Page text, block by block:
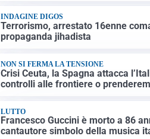
INDAGINE DIGOS
Terrorismo, arrestato 16enne
propaganda jihadista
NON SI FERMA LA TENSIONE
Crisi Ceuta, la Spagna attacca
controlli alle frontiere o
LUTTO
Francesco Guccini è morto a 86
cantautore simbolo della musica